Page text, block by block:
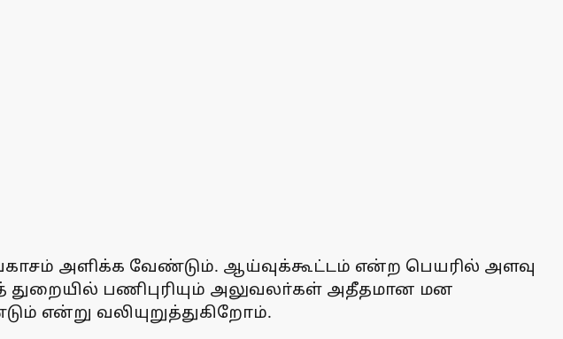
அளிக்க வேண்டும். ஆய்வுக்கூட்டம் என்ற பெயரில் அளவு
துறையில் பணிபுரியும் அலுவலா்கள் அதீதமான மன
என்று வலியுறுத்துகிறோம்.